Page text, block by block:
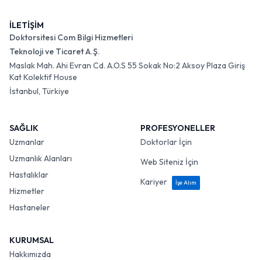
İLETİŞİM
Doktorsitesi Com Bilgi Hizmetleri
Teknoloji ve Ticaret A.Ş.
Maslak Mah. Ahi Evran Cd. A.O.S 55 Sokak No:2 Aksoy Plaza Giriş
Kat Kolektif House
İstanbul, Türkiye
SAĞLIK
Uzmanlar
Uzmanlık Alanları
Hastalıklar
Hizmetler
Hastaneler
PROFESYONELLER
Doktorlar İçin
Web Siteniz İçin
Kariyer
İşe Alım
KURUMSAL
Hakkımızda